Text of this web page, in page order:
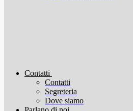
Contatti
Contatti
Segreteria
Dove siamo